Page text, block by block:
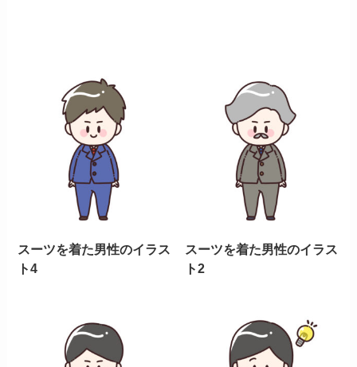
スーツを着た男性のイラス
ト4
スーツを着た男性のイラス
ト2